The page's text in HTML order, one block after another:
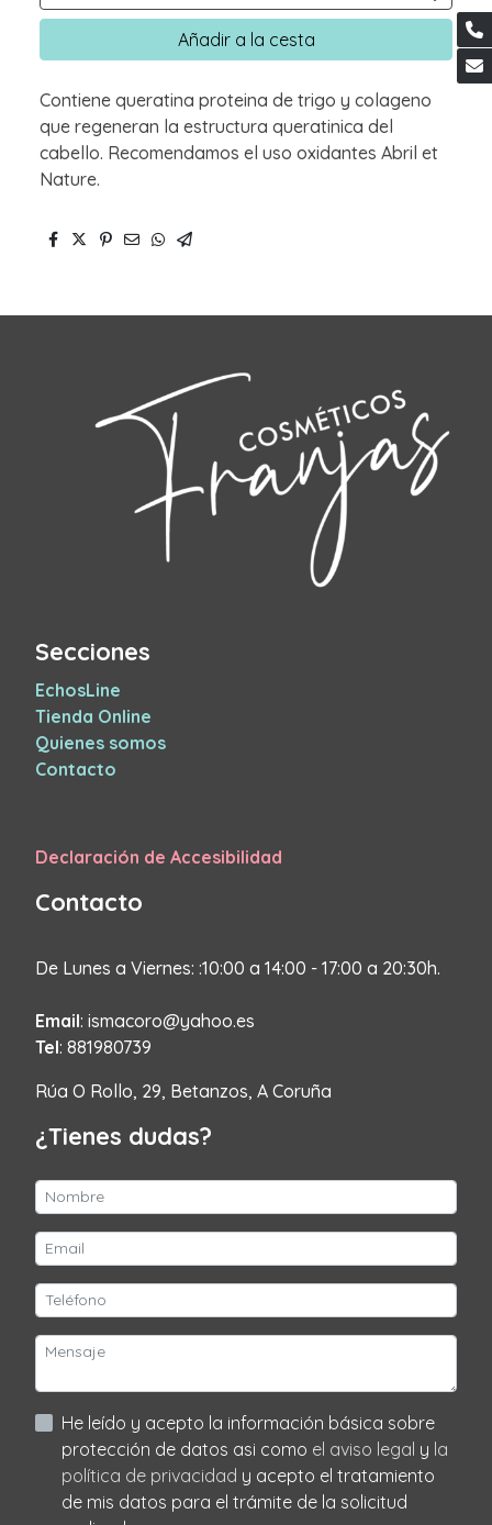
Añadir a la cesta
Contiene queratina proteina de trigo y colageno
que regeneran la estructura queratinica del
cabello. Recomendamos el uso oxidantes Abril et
Nature.
Secciones
EchosLine
Tienda Online
Quienes somos
Contacto
Declaración de Accesibilidad
Contacto
De Lunes a Viernes: :10:00 a 14:00 - 17:00 a 20:30h.
Email: ismacoro@yahoo.es
Tel: 881980739
Rúa O Rollo, 29, Betanzos, A Coruña
¿Tienes dudas?
He leído y acepto la información básica sobre
protección de datos asi como el aviso legal y la
política de privacidad y acepto el tratamiento
de mis datos para el trámite de la solicitud